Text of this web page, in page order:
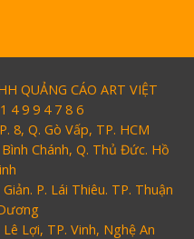
QUẢNG CÁO ART VIỆT
4 9 9 4 7 8 6
8, Q. Gò Vấp, TP. HCM
Chánh, Q. Thủ Đức. Hồ
P. Lái Thiêu. TP. Thuận
Lợi, TP. Vinh, Nghệ An